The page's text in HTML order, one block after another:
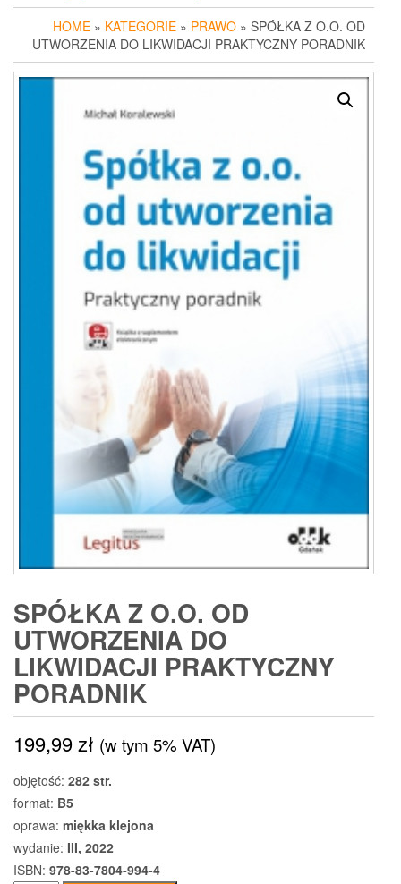
HOME » KATEGORIE » PRAWO » SPÓŁKA Z O.O. OD
UTWORZENIA DO LIKWIDACJI PRAKTYCZNY PORADNIK
SPÓŁKA Z O.O. OD
UTWORZENIA DO
LIKWIDACJI PRAKTYCZNY
PORADNIK
199,99zł (w tym 5% VAT)
objętość: 282 str.
format: B5
oprawa: miękka klejona
wydanie: III, 2022
ISBN: 978-83-7804-994-4